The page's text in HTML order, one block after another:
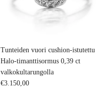
Tunteiden vuori cushion-istutettu
Halo-timanttisormus 0,39 ct
valkokultarungolla
Normaalihinta
€3.150,00